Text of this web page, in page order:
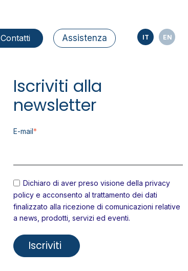
Contatti Assistenza IT EN
Iscriviti alla
newsletter
E-mail*
Dichiaro di aver preso visione della privacy
policy e acconsento al trattamento dei dati
finalizzato alla ricezione di comunicazioni relative
a news, prodotti, servizi ed eventi.